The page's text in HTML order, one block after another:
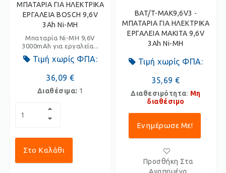
ΜΠΑΤΑΡΙΑ ΓΙΑ ΗΛΕΚΤΡΙΚΑ
ΕΡΓΑΛΕΙΑ BOSCH 9,6V
3Ah Ni-MH
Μπαταρία Ni-MH 9,6V
3000mAh για εργαλεία...
Τιμή χωρίς ΦΠΑ:
36,09 €
Διαθέσιμα: 1
Στο Καλάθι
BAT/T-MAK9,6V3 -
ΜΠΑΤΑΡΙΑ ΓΙΑ ΗΛΕΚΤΡΙΚΑ
ΕΡΓΑΛΕΙΑ MAKITA 9,6V
3Ah Ni-MH
Τιμή χωρίς ΦΠΑ:
35,69 €
Διαθεσιμότητα: Μη
διαθέσιμο
Ενημέρωσε Με!
Προσθήκη Στα